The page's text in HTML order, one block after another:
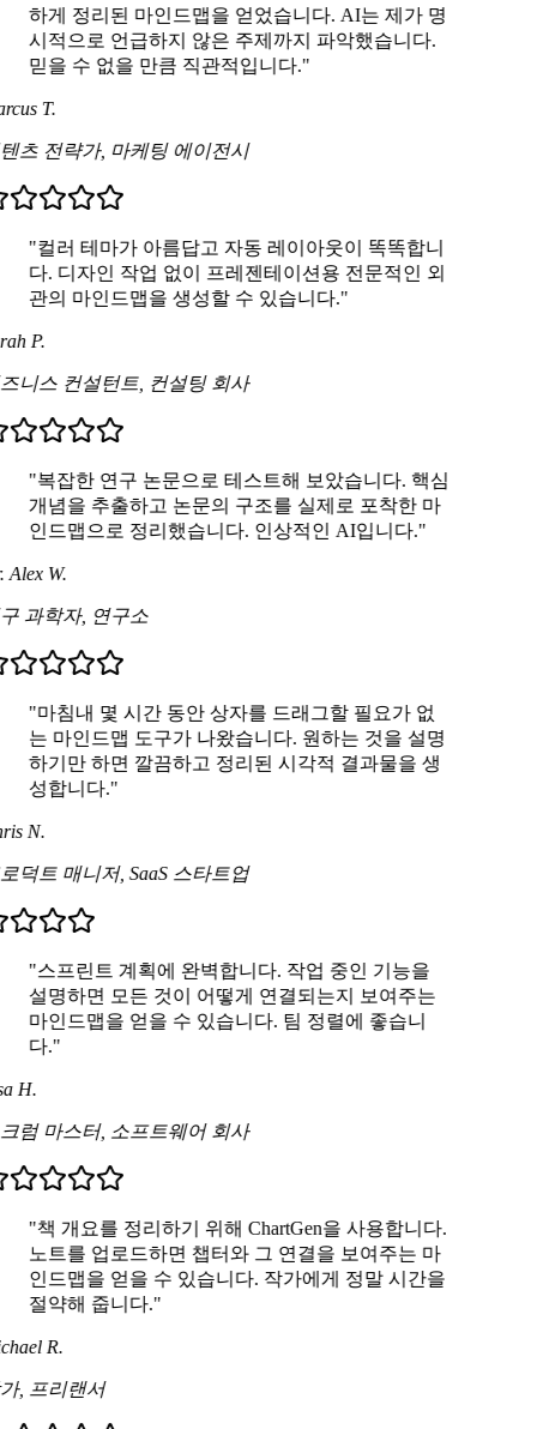
하게 정리된 마인드맵을 얻었습니다. AI는 제가 명
시적으로 언급하지 않은 주제까지 파악했습니다.
믿을 수 없을 만큼 직관적입니다."
T.
츠 전략가, 마케팅 에이전시
"컬러 테마가 아름답고 자동 레이아웃이 똑똑합니
다. 디자인 작업 없이 프레젠테이션용 전문적인 외
관의 마인드맵을 생성할 수 있습니다."
P.
니스 컨설턴트, 컨설팅 회사
"복잡한 연구 논문으로 테스트해 보았습니다. 핵심
개념을 추출하고 논문의 구조를 실제로 포착한 마
인드맵으로 정리했습니다. 인상적인 AI입니다."
W.
과학자, 연구소
"마침내 몇 시간 동안 상자를 드래그할 필요가 없
는 마인드맵 도구가 나왔습니다. 원하는 것을 설명
하기만 하면 깔끔하고 정리된 시각적 결과물을 생
성합니다."
N.
덕트 매니저, SaaS 스타트업
"스프린트 계획에 완벽합니다. 작업 중인 기능을
설명하면 모든 것이 어떻게 연결되는지 보여주는
마인드맵을 얻을 수 있습니다. 팀 정렬에 좋습니
다."
H.
럼 마스터, 소프트웨어 회사
"책 개요를 정리하기 위해 ChartGen을 사용합니다.
노트를 업로드하면 챕터와 그 연결을 보여주는 마
인드맵을 얻을 수 있습니다. 작가에게 정말 시간을
절약해 줍니다."
R.
, 프리랜서